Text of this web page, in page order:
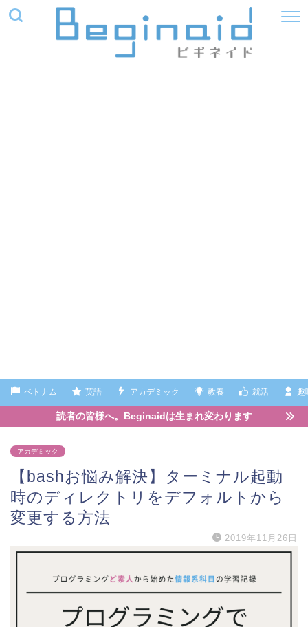
ベトナム 英語 アカデミック 教養 就活 趣
読者の皆様へ。Beginaidは生まれ変わります
アカデミック
【bashお悩み解決】ターミナル起動
時のディレクトリをデフォルトから
変更する方法
2019年11月26日